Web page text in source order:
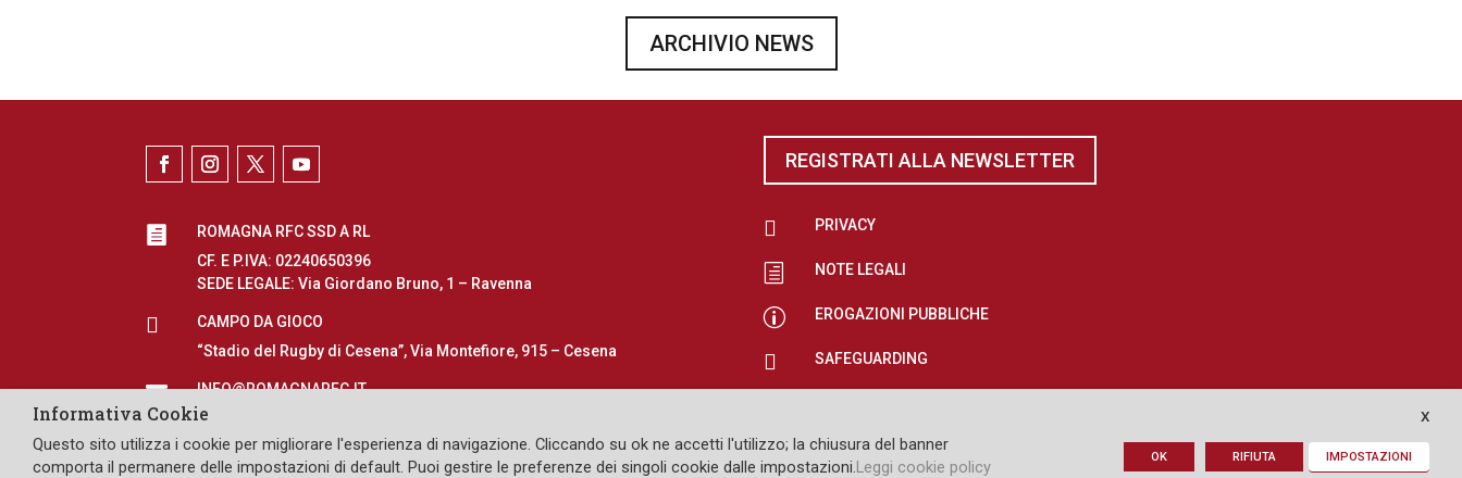
ARCHIVIO NEWS

ROMAGNA RFC SSD A RL
CF. E P.IVA: 02240650396
SEDE LEGALE: Via Giordano Bruno, 1 – Ravenna

CAMPO DA GIOCO
“Stadio del Rugby di Cesena”, Via Montefiore, 915 – Cesena
 INFO@ROMAGNARFC.IT
REGISTRATI ALLA NEWSLETTER
 PRIVACY
h NOTE LEGALI
p EROGAZIONI PUBBLICHE
 SAFEGUARDING
DESIGN: PULLOVER
X
Informativa Cookie
Questo sito utilizza i cookie per migliorare l'esperienza di navigazione. Cliccando su ok ne accetti l'utilizzo; la chiusura del banner
comporta il permanere delle impostazioni di default. Puoi gestire le preferenze dei singoli cookie dalle impostazioni.Leggi cookie policy
OK RIFIUTA IMPOSTAZIONI